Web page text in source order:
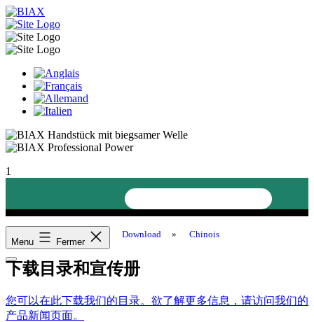
Aller
au
contenu
1
Menu Fermer
Vous êtes ici: Download » Chinois
下载目录和宣传册
您可以在此下载我们的目录。欲了解更多信息，请访问我们的
产品新闻页面。